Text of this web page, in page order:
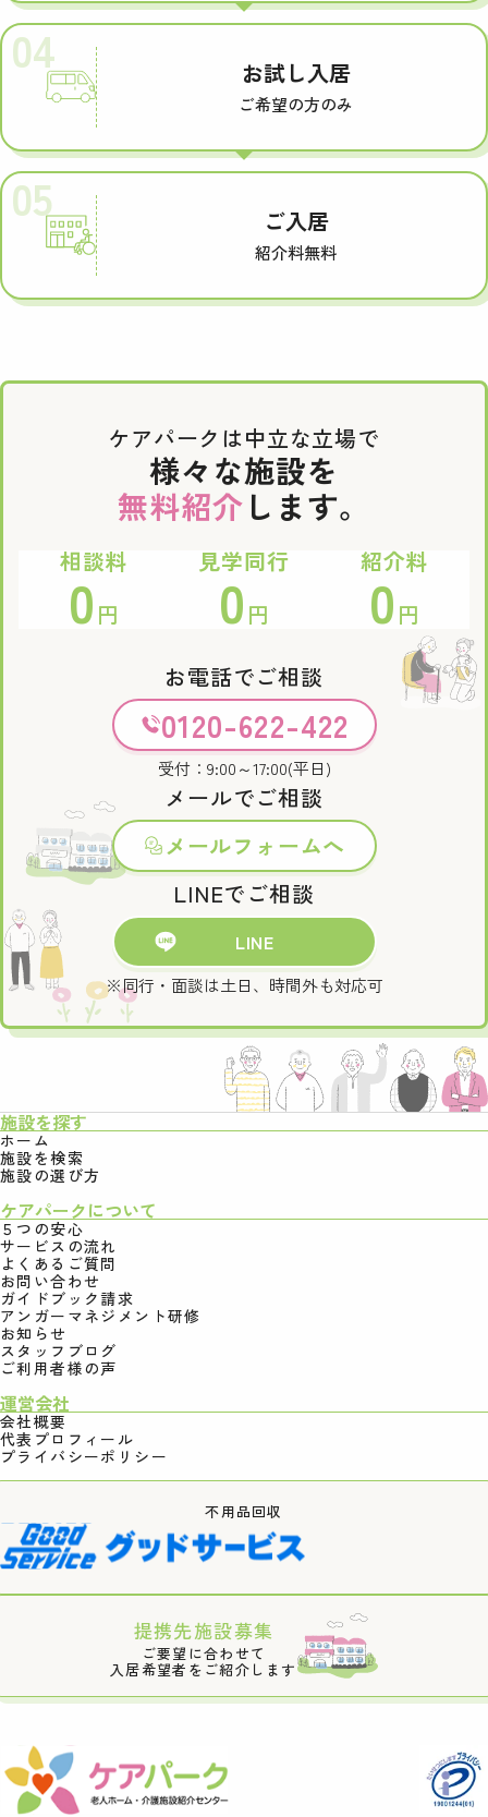
04 お試し入居
ご希望の方のみ
05 ご入居
紹介料無料
ケアパークは中立な立場で
様々な施設を
無料紹介 します。
相談料
0 円
見学同行
0 円
紹介料
0 円
お電話でご相談
0120-622-422
受付：9:00～17:00(平日)
メールでご相談
メールフォームへ
LINEでご相談
LINE
※同行・面談は土日、時間外も対応可
施設を探す
ホーム
施設を検索
施設の選び方
ケアパークについて
５つの安心
サービスの流れ
よくあるご質問
お問い合わせ
ガイドブック請求
アンガーマネジメント研修
お知らせ
スタッフブログ
ご利用者様の声
運営会社
会社概要
代表プロフィール
プライバシーポリシー
不用品回収
提携先施設募集
ご要望に合わせて
入居希望者をご紹介します